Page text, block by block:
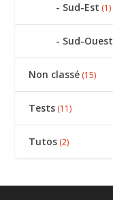
Sud-Est (1)
Sud-Ouest
Non classé (15)
Tests (11)
Tutos (2)